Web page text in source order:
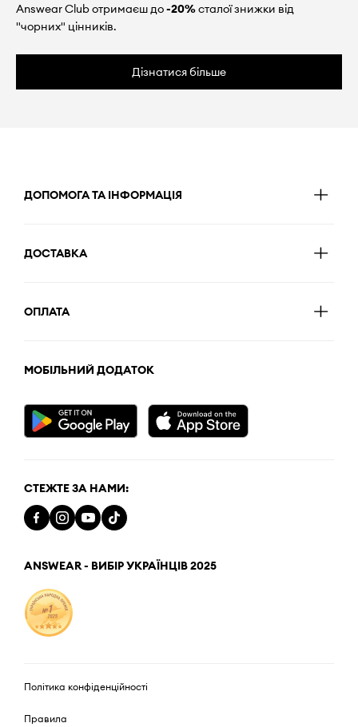
Answear Club отримаєш до-20%сталої знижки від
"чорних" цінників.
Дізнатися більше
ДОПОМОГА ТА ІНФОРМАЦІЯ
ДОСТАВКА
ОПЛАТА
МОБІЛЬНИЙ ДОДАТОК
СТЕЖТЕ ЗА НАМИ:
ANSWEAR - ВИБІР УКРАЇНЦІВ 2025
Політика конфіденційності
Правила